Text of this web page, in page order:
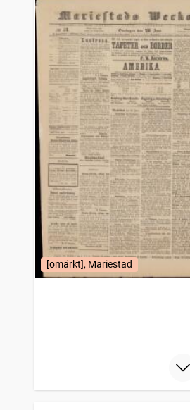
Haparandabladet, Haaparannanlehti
träffar
Örnsköldsviks allehanda
träffar
Wermlands allehanda
Oscarshamnsposten
träffar
Strömstads tidning (1866)
träffar
Umebladet
träffar
Örebro tidning (Örebro : 1881)
träffar
Fäderneslandet (Stockholm : 1852)
träffar
Sölvesborgsposten
träffar
Nora stads och Bergslags tidning
träffar
Falköpings tidning
träffar
Falkenbergs tidning
träffar
Gefle dagblad
träffar
Motalaposten
träffar
Westerbotten
träffar
Elfsborgs läns tidning
träffar
Upsala nya tidning
träffar
[omärkt], Mariestad